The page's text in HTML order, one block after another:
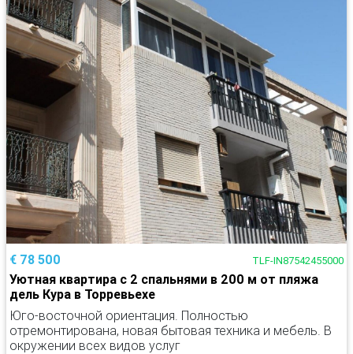
€ 78 500 TLF-IN87542455000
Уютная квартира с 2 спальнями в 200 м от пляжа
дель Кура в Торревьехе
Юго-восточной ориентация. Полностью
отремонтирована, новая бытовая техника и мебель. В
окружении всех видов услуг